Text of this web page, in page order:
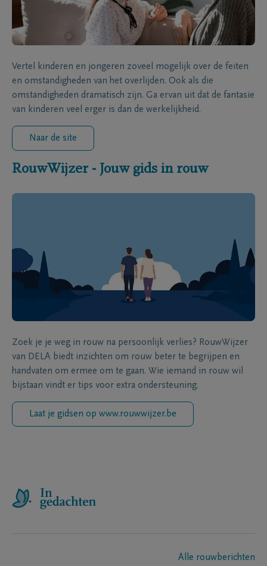
Vertel kinderen en jongeren zoveel mogelijk over de feiten
en omstandigheden van het overlijden. Ook als die
omstandigheden dramatisch zijn. Ga ervan uit dat de fantasie
van kinderen veel erger is dan de werkelijkheid.
Naar de site
RouwWijzer - Jouw gids in rouw
Zoek je je weg in rouw na persoonlijk verlies? RouwWijzer
van DELA biedt inzichten om rouw beter te begrijpen en
handvaten om ermee om te gaan. Wie iemand in rouw wil
bijstaan vindt er tips voor extra ondersteuning.
Laat je gidsen op www.rouwwijzer.be
Alle rouwberichten